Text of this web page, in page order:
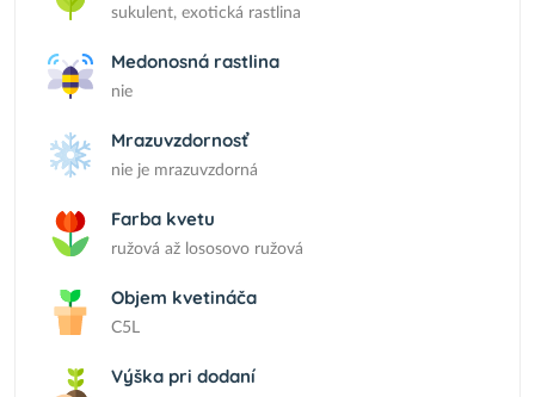
sukulent, exotická rastlina
Medonosná rastlina
nie
Mrazuvzdornosť
nie je mrazuvzdorná
Farba kvetu
ružová až lososovo ružová
Objem kvetináča
C5L
Výška pri dodaní